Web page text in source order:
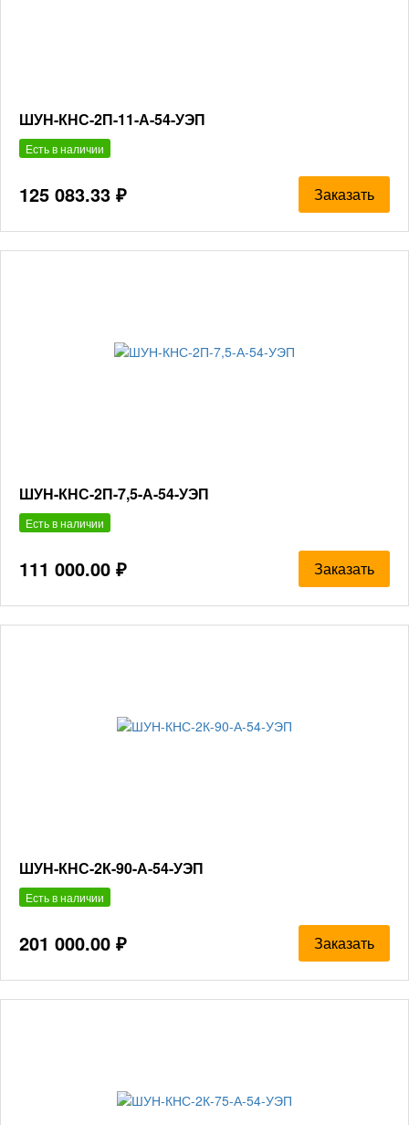
ШУН-КНС-2П-11-А-54-УЭП
Есть в наличии
125 083.33 ₽ Заказать
ШУН-КНС-2П-7,5-А-54-УЭП
Есть в наличии
111 000.00 ₽ Заказать
ШУН-КНС-2К-90-А-54-УЭП
Есть в наличии
201 000.00 ₽ Заказать